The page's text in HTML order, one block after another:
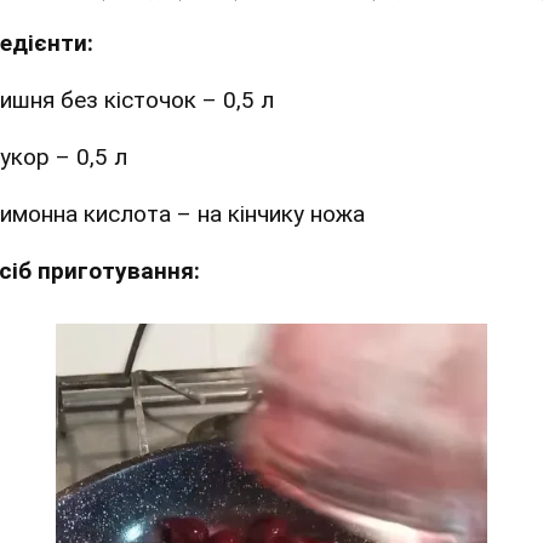
без кісточок – 0,5 л
– 0,5 л
кислота – на кінчику ножа
приготування: